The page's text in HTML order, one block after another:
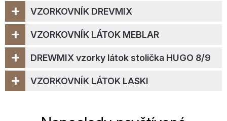
VZORKOVNÍK DREVMIX
+
VZORKOVNÍK LÁTOK MEBLAR
+
DREWMIX vzorky látok stolička HUGO 8/9
+
VZORKOVNÍK LÁTOK LASKI
+